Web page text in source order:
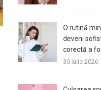
O rutină
deveni
corectă a
30 iulie 2026